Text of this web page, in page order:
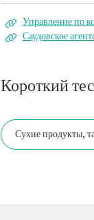
Управление по
Саудовское
Короткий
Сухие продукты,